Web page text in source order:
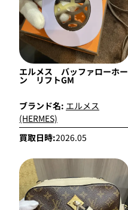
エルメス バッファローホー
ン リフトGM
ブランド名: エルメス
(HERMES)
買取日時:2026.05